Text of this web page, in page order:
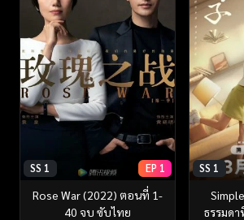
SS 1 EP 1
Rose War (2022) ตอนที่ 1-
40 จบ ซับไทย
SS 1
ธรรมด